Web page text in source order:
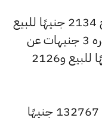
وشهد سعر عيار 12 انخفاضًا ليصبح 2134 جنيهًا للبيع
و2123 جنيهًا للشراء، بانخفاض قدره 3 جنيهات عن
السعر السابق الذي بلغ 2137 جنيهًا للبيع و2126
كما انخفض سعر الاونصة ليصل إلى 132767 جنيهًا